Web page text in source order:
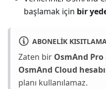
başlamak için bir
ABONELIK
Zaten bir OsmAnd Pro
OsmAnd Cloud
planı kullanılamaz.